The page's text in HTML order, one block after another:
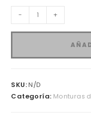
Montura
KO
Redondas
- +
SKU:N/D
Categoría: Monturas